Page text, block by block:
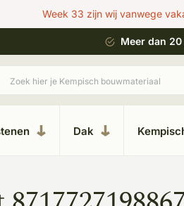
Week 33 zijn wij vanwege
Meer dan
Dak